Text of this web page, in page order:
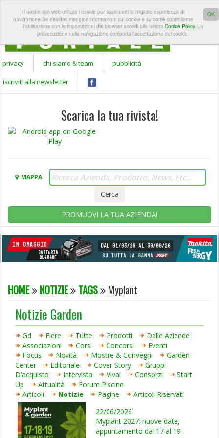
OK
Il nostro sito web utilizza i cookie per assicurarti la migliore esperienza di
navigazione.Se desideri maggiori informazioni sui cookie e su come controllarne
l’abilitazione con le impostazioni del browser accedi alla nostra Cookie Policy. La
prosecuzione nella navigazione comporta l'accettazione dei cookie.
GARDEN
PORTALE
LOGIN
privacy chi siamo & team pubblicità
iscriviti alla newsletter
Scarica la tua rivista!
MAPPA
PROMUOVI LA TUA AZIENDA!
HOME NOTIZIE TAGS Myplant
Notizie Garden
Gd Fiere Tutte Prodotti
Dalle Aziende
Associazioni
Corsi Concorsi
Eventi
Focus
Novità Mostre & Convegni
Garden
Center
Editoriale Cover Story
Gruppi
D'acquisto
Intervista Vivai Consorzi
Start
Up
Attualità
Forum Piscine
Articoli
Notizie Pagine
Articoli Riservati
22/06/2026
Myplant 2027: nuove date,
appuntamento dal 17 al 19